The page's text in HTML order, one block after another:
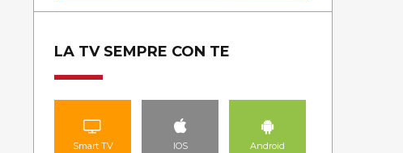
LA TV SEMPRE CON TE
Smart TV IOS Android